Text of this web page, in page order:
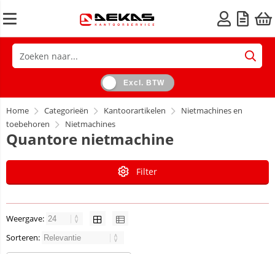
Excl. BTW
Home Categorieën Kantoorartikelen
Nietmachines en
toebehoren
Nietmachines
Quantore nietmachine
Filter
Weergave:
Sorteren: